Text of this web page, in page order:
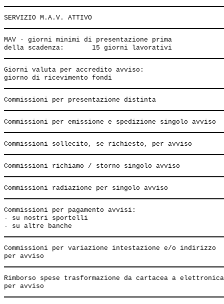
MAV - giorni minimi di presentazione prima
Giorni valuta per accredito avviso:
Commissioni per pagamento avvisi:
- su nostri sportelli
Commissioni per variazione intestazione e/o indirizzo
Rimborso spese trasformazione da cartacea a